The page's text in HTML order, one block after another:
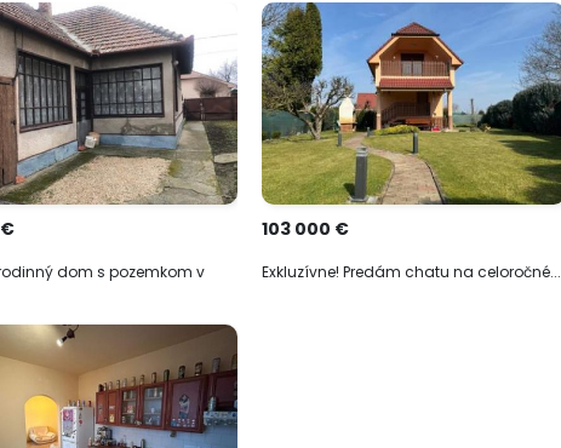
dom s pozemkom v
103 000 €
Exkluzívne! Predám chatu na celoročné...